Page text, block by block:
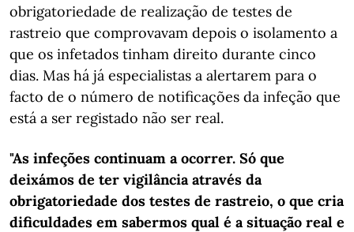
obrigatoriedade de realização de testes de
rastreio que comprovavam depois o isolamento a
que os infetados tinham direito durante cinco
dias. Mas há já especialistas a alertarem para o
facto de o número de notificações da infeção que
está a ser registado não ser real.
"As infeções continuam a ocorrer. Só que
deixámos de ter vigilância através da
obrigatoriedade dos testes de rastreio, o que cria
dificuldades em sabermos qual é a situação real e